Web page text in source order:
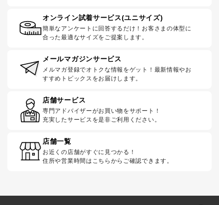
オンライン試着サービス(ユニサイズ)
簡単なアンケートに回答するだけ！お客さまの体型に
合った最適なサイズをご提案します。
メールマガジンサービス
メルマガ登録でオトクな情報をゲット！最新情報やお
すすめトピックスをお届けします。
店舗サービス
専門アドバイザーがお買い物をサポート！
充実したサービスを是非ご利用ください。
店舗一覧
お近くの店舗がすぐに見つかる！
住所や営業時間はこちらからご確認できます。